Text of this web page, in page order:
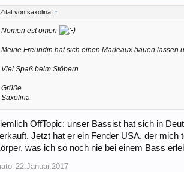
Zitat von saxolina: ↑
Nomen est omen
Meine Freundin hat sich einen Marleaux bauen lassen
Viel Spaß beim Stöbern.
Grüße
Saxolina
OffTopic: unser Bassist hat sich in
Jetzt hat er ein Fender USA, der mich
was ich so noch nie bei einem Bass
22.Januar.2017